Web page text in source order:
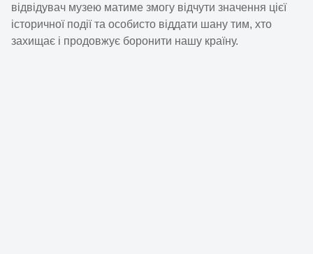
відвідувач музею матиме змогу відчути значення цієї
історичної події та особисто віддати шану тим, хто
захищає і продовжує боронити нашу країну.